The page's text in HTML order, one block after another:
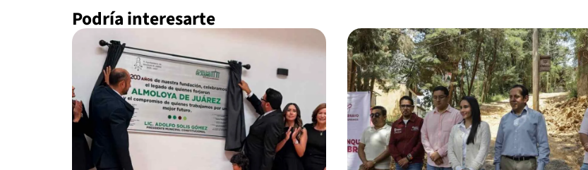
Podría interesarte